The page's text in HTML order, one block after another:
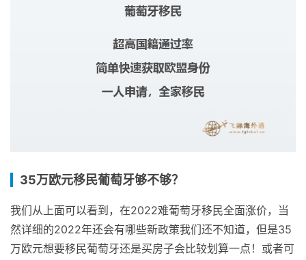
35万欧元移民葡萄牙够不够？
我们从上面可以看到，在2022难葡萄牙移民全面涨价，当
然详细的2022年还会有哪些新政策我们还不知道，但是35
万欧元想要移民葡萄牙还是买房子会比较划算一点！或者可